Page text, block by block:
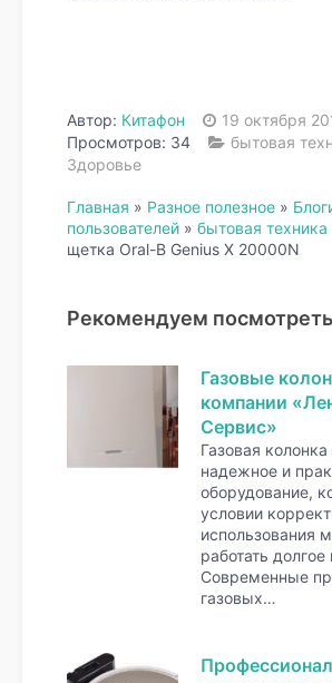
Автор: Китафон
19 октября
Просмотров: 34
бытовая
Здоровье
Главная » Разное полезное »
пользователей » бытовая техника
щетка Oral-B Genius X 20000N
Рекомендуем посмотреть
Газовые
компании
Сервис»
Газовая колонка
надежное и
оборудование,
условии
использования
работать
Современные
газовых…